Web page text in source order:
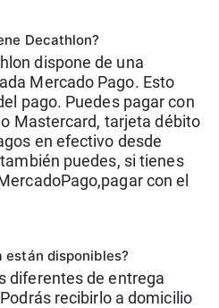
Decathlon?
dispone de una
Mercado Pago. Esto
pago. Puedes pagar con
Mastercard, tarjeta débito
en efectivo desde
puedes, si tienes
con el
están disponibles?
diferentes de entrega
recibirlo a domicilio